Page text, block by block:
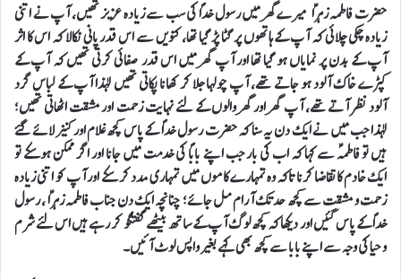
حضرت فاطمہ زہراؑ میرے گھر میں رسول خداؐ کی سب سے زیادہ عزیز تھیں، آپ نے اتنی
زیادہ چکی چلائی کہ آپ کے ہاتھوں پر گٹا پڑ گیا تھا، کنویں سے اس قدر پانی نکالا کہ اس کا اثر
آپ کے بدن پر نمایاں ہو گیا تھا اور آپ گھر میں اس قدر صفائی کرتی تھیں کہ آپ کے
کپڑے خاک آلود ہو جاتے تھے، آپ چولہا جلا کر کھانا پکاتی تھیں لہذا آپ کے لباس گرد
آلود نظر آتے تھے، آپ گھر اور گھر والوں کے لئے نہایت زحمت اور مشقت اٹھاتی تھیں؛
لہذا جب میں نے ایک دن یہ سنا کہ حضرت رسول خدا ؐ کے پاس کچھ غلام اور کنیز لائے گئے
ہیں تو فاطمہؑ سے کہا کہ اب کی بار جب اپنے باباؐ کی خدمت میں جانا اور اگر ممکن ہوسکے تو
ایک خادم کا تقاضا کرنا تاکہ وہ تمہارے کاموں میں تمہاری مدد کر سکے اور آپ کو اتنی زیادہ
زحمت و مشقت سے کچھ حد تک آرام مل جائے؛ چنانچہ ایک دن جناب فاطمہ زہراؑ ، رسول
خدا ؐ کے پاس گئیں اور دیکھا کہ کچھ لوگ آپ کے ساتھ بیٹھے گفتگو کر رہے ہیں اس لئے شرم
و حیا کی وجہ سے اپنے بابا سے کچھ بھی کہے بغیر واپس لوٹ آئیں۔